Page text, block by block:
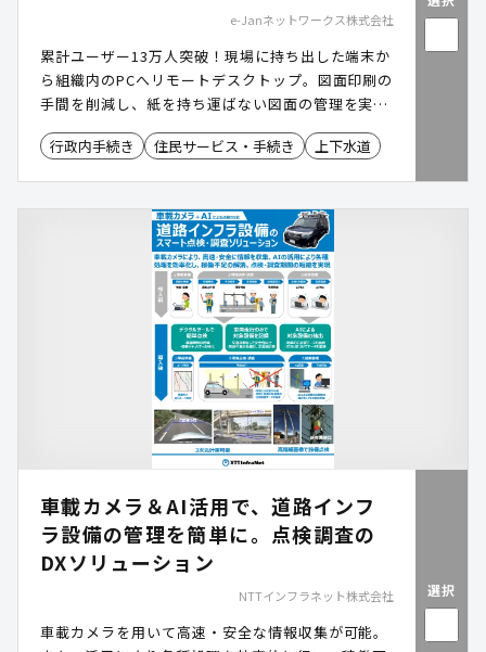
e-Janネットワークス株式会社
累計ユーザー13万人突破！現場に持ち出した端末か
ら組織内のPCへリモートデスクトップ。図面印刷の
手間を削減し、紙を持ち運ばない図面の管理を実現
します。​ ​
行政内手続き
住民サービス・手続き 上下水道
車載カメラ＆AI活用で、道路インフ
ラ設備の管理を簡単に。点検調査の
DXソリューション
NTTインフラネット株式会社
⾞載カメラを用いて⾼速・安全な情報収集が可能。
選択